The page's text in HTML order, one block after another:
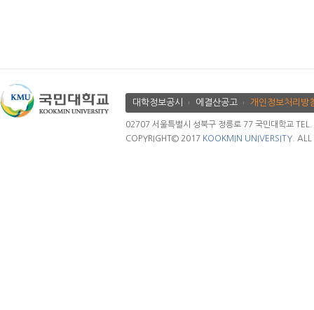
대학정보공시 에결산공고 개인정보처리방
02707 서울특별시 성북구 정릉로 77 국민대학교
COPYRIGHT© 2017 KOOKMIN UNIVERSITY. ALL